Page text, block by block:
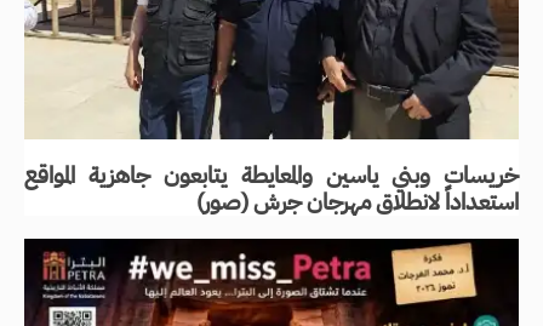
خريسات وبني ياسين والمعايطة يتابعون جاهزية المواقع
استعداداً لانطلاق مهرجان جرش (صور)